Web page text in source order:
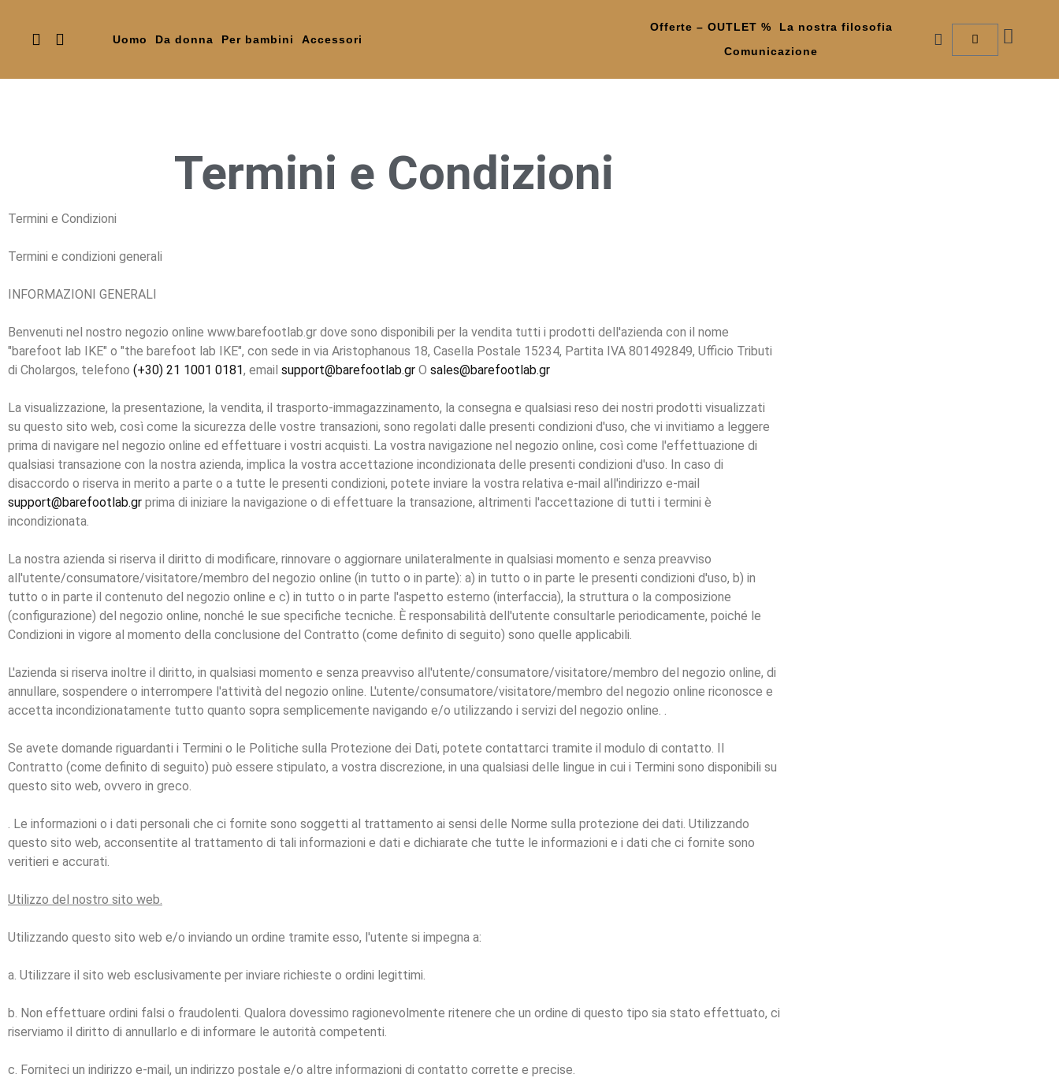
Uomo Da donna Per bambini Accessori
Offerte – OUTLET %
La nostra filosofia
Comunicazione
Termini e Condizioni
Termini e Condizioni
Termini e condizioni generali
INFORMAZIONI GENERALI
Benvenuti nel nostro negozio online www.barefootlab.gr dove sono disponibili per la vendita tutti i prodotti dell'azienda con il nome
"barefoot lab IKE" o "the barefoot lab IKE", con sede in via Aristophanous 18, Casella Postale 15234, Partita IVA 801492849, Ufficio Tributi
di Cholargos, telefono (+30) 21 1001 0181, email support@barefootlab.gr O sales@barefootlab.gr
La visualizzazione, la presentazione, la vendita, il trasporto-immagazzinamento, la consegna e qualsiasi reso dei nostri prodotti visualizzati
su questo sito web, così come la sicurezza delle vostre transazioni, sono regolati dalle presenti condizioni d'uso, che vi invitiamo a leggere
prima di navigare nel negozio online ed effettuare i vostri acquisti. La vostra navigazione nel negozio online, così come l'effettuazione di
qualsiasi transazione con la nostra azienda, implica la vostra accettazione incondizionata delle presenti condizioni d'uso. In caso di
disaccordo o riserva in merito a parte o a tutte le presenti condizioni, potete inviare la vostra relativa e-mail all'indirizzo e-mail
support@barefootlab.gr prima di iniziare la navigazione o di effettuare la transazione, altrimenti l'accettazione di tutti i termini è
incondizionata.
La nostra azienda si riserva il diritto di modificare, rinnovare o aggiornare unilateralmente in qualsiasi momento e senza preavviso
all'utente/consumatore/visitatore/membro del negozio online (in tutto o in parte): a) in tutto o in parte le presenti condizioni d'uso, b) in
tutto o in parte il contenuto del negozio online e c) in tutto o in parte l'aspetto esterno (interfaccia), la struttura o la composizione
(configurazione) del negozio online, nonché le sue specifiche tecniche. È responsabilità dell'utente consultarle periodicamente, poiché le
Condizioni in vigore al momento della conclusione del Contratto (come definito di seguito) sono quelle applicabili.
L'azienda si riserva inoltre il diritto, in qualsiasi momento e senza preavviso all'utente/consumatore/visitatore/membro del negozio online, di
annullare, sospendere o interrompere l'attività del negozio online. L'utente/consumatore/visitatore/membro del negozio online riconosce e
accetta incondizionatamente tutto quanto sopra semplicemente navigando e/o utilizzando i servizi del negozio online. .
Se avete domande riguardanti i Termini o le Politiche sulla Protezione dei Dati, potete contattarci tramite il modulo di contatto. Il
Contratto (come definito di seguito) può essere stipulato, a vostra discrezione, in una qualsiasi delle lingue in cui i Termini sono disponibili su
questo sito web, ovvero in greco.
. Le informazioni o i dati personali che ci fornite sono soggetti al trattamento ai sensi delle Norme sulla protezione dei dati. Utilizzando
questo sito web, acconsentite al trattamento di tali informazioni e dati e dichiarate che tutte le informazioni e i dati che ci fornite sono
veritieri e accurati.
Utilizzo del nostro sito web.
Utilizzando questo sito web e/o inviando un ordine tramite esso, l'utente si impegna a:
a. Utilizzare il sito web esclusivamente per inviare richieste o ordini legittimi.
b. Non effettuare ordini falsi o fraudolenti. Qualora dovessimo ragionevolmente ritenere che un ordine di questo tipo sia stato effettuato, ci
riserviamo il diritto di annullarlo e di informare le autorità competenti.
c. Forniteci un indirizzo e-mail, un indirizzo postale e/o altre informazioni di contatto corrette e precise.